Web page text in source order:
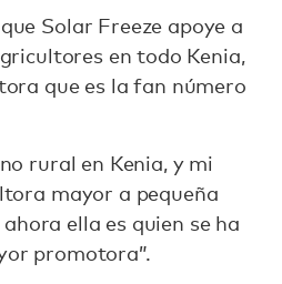
Solar Freeze apoye a
en todo Kenia,
que es la fan número
rural en Kenia, y mi
mayor a pequeña
ahora ella es quien se ha
promotora”.